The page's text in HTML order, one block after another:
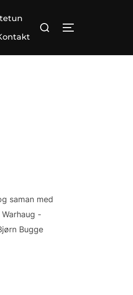
Search
TOGGLE
saman med
-
Bugge